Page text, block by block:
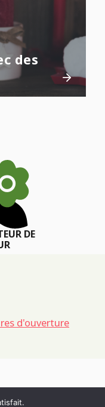
des
DE
d'ouverture
CONFIDENTIALITÉ